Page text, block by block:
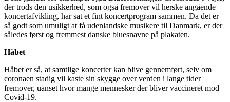
der trods den usikkerhed, som også fremover vil herske angående
koncertafvikling, har sat et fint koncertprogram sammen. Da det er
så godt som umuligt at få udenlandske musikere til Danmark, er der
således først og fremmest danske bluesnavne på plakaten.
Håbet
Håbet er så, at samtlige koncerter kan blive gennemført, selv om
coronaen stadig vil kaste sin skygge over verden i lange tider
fremover, uanset hvor mange mennesker der bliver vaccineret mod
Covid-19.